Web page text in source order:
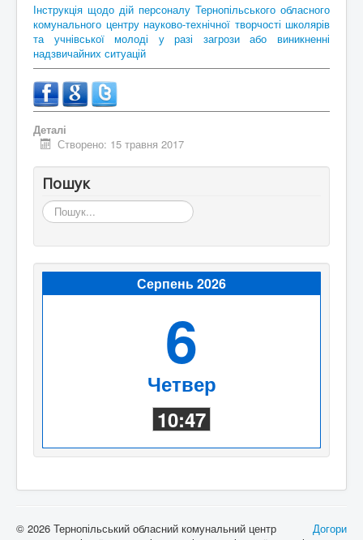
Інструкція щодо дій персоналу Тернопільського обласного
комунального центру науково-технічної творчості школярів
та учнівської молоді у разі загрози або виникненні
надзвичайних ситуацій
Деталі
Створено: 15 травня 2017
Пошук
Пошук...
Серпень 2026
6
Четвер
10:47
Догори
© 2026 Тернопільський обласний комунальний центр